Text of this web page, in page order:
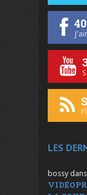
LES
bossy dans